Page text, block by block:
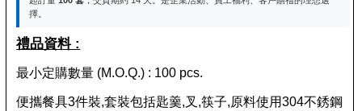
擇。
禮品資料 :
最小定購數量 (M.O.Q.) : 100 pcs.
便攜餐具3件裝,套裝包括匙羹,叉,筷子,原料使用304不銹鋼